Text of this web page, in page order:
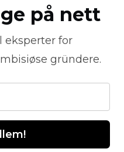
på nett
eksperter for
gründere.